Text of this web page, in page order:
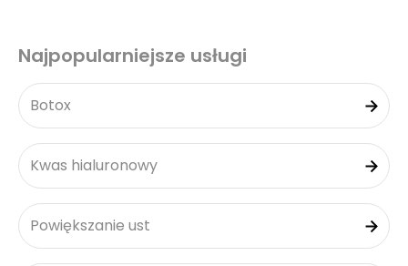
Najpopularniejsze usługi
Botox
Kwas hialuronowy
Powiększanie ust